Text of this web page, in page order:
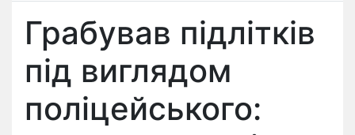
Грабував підлітків
під виглядом
поліцейського: